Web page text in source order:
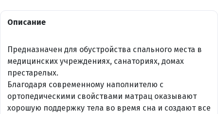
Описание
Предназначен для обустройства спального места в
медицинских учреждениях, санаториях, домах
престарелых.
Благодаря современному наполнителю с
ортопедическими свойствами матрац оказывают
хорошую поддержку тела во время сна и создают все